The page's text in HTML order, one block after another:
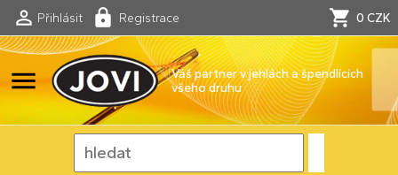
Přihlásit Registrace 0 CZK
menu
Váš partner v jehlách a špendlících
všeho druhu